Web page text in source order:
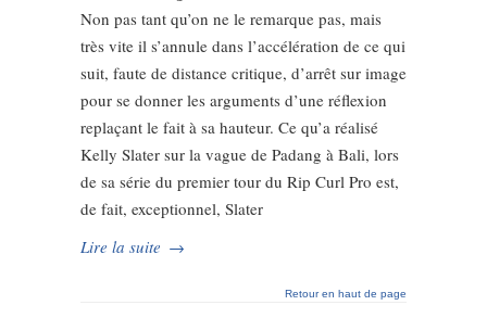
Non pas tant qu’on ne le remarque pas, mais
très vite il s’annule dans l’accélération de ce qui
suit, faute de distance critique, d’arrêt sur image
pour se donner les arguments d’une réflexion
replaçant le fait à sa hauteur. Ce qu’a réalisé
Kelly Slater sur la vague de Padang à Bali, lors
de sa série du premier tour du Rip Curl Pro est,
de fait, exceptionnel, Slater
Lire la suite →
Retour en haut de page